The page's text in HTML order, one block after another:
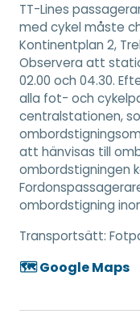
TT-Lines
med cykel måste
Kontinentplan 2,
Observera att
02.00 och 04.30.
alla fot- och
centralstationen,
att hänvisas till
ombordstigningen
ombordstigning
Transportsätt:
🗺️ Google Maps